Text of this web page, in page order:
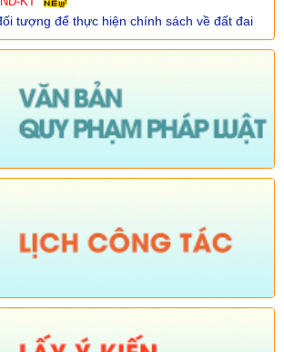
và khoản 3 Điều 124 Luật Đất đai)
2026) -Ngày hiệu lực: (04/08/2026)
Báo cáo viên cấp tỉnh thá)
08/2026)
VP
thực hiện Nghị định số 265/2026/NĐ-CP và
NĐ-CP của Chính phủ về tiết kiệm,
2026)
UBND
Công tác phổ biến, giáo dục pháp luật 6
trên địa bàn xã Sì Lở Lầu)
2026)
chức Hội nghị tổng kết năm học 2025-